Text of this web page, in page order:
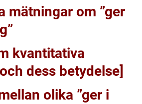
mätningar om ”ger
kvantitativa
dess betydelse]
olika ”ger i